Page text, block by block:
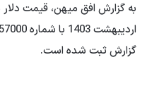
گزارش ثبت شده است.